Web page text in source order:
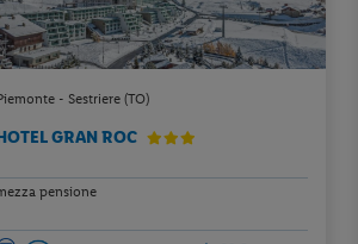
- Sestriere (TO)
GRAN ROC
pensione